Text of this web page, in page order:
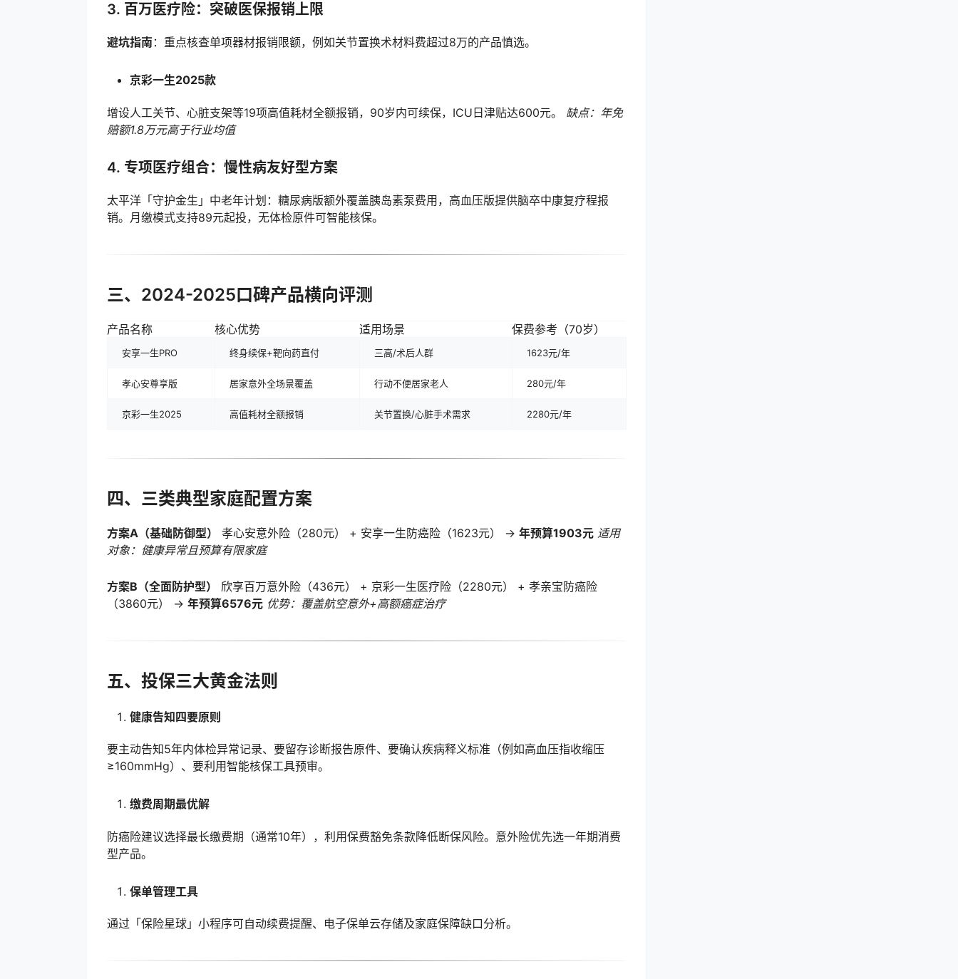
3. 百万医疗险：突破医保报销上限
避坑指南：重点核查单项器材报销限额，例如关节置换术材料费超过8万的产品慎选。
京彩一生2025款
增设人工关节、心脏支架等19项高值耗材全额报销，90岁内可续保，ICU日津贴达600元。 缺点：年免
赔额1.8万元高于行业均值
4. 专项医疗组合：慢性病友好型方案
太平洋「守护金生」中老年计划：糖尿病版额外覆盖胰岛素泵费用，高血压版提供脑卒中康复疗程报
销。月缴模式支持89元起投，无体检原件可智能核保。
三、2024-2025口碑产品横向评测
产品名称 核心优势 适用场景 保费参考（70岁）
安享一生PRO 终身续保+靶向药直付 三高/术后人群 1623元/年
孝心安尊享版 居家意外全场景覆盖 行动不便居家老人 280元/年
京彩一生2025 高值耗材全额报销 关节置换/心脏手术需求 2280元/年
四、三类典型家庭配置方案
方案A（基础防御型） 孝心安意外险（280元） + 安享一生防癌险（1623元） → 年预算1903元 适用
对象：健康异常且预算有限家庭
方案B（全面防护型）
欣享百万意外险（436元） + 京彩一生医疗险（2280元） + 孝亲宝防癌险
（3860元） → 年预算6576元 优势：覆盖航空意外+高额癌症治疗
五、投保三大黄金法则
健康告知四要原则
要主动告知5年内体检异常记录、要留存诊断报告原件、要确认疾病释义标准（例如高血压指收缩压
≥160mmHg）、要利用智能核保工具预审。
缴费周期最优解
防癌险建议选择最长缴费期（通常10年），利用保费豁免条款降低断保风险。意外险优先选一年期消费
型产品。
保单管理工具
通过「保险星球」小程序可自动续费提醒、电子保单云存储及家庭保障缺口分析。